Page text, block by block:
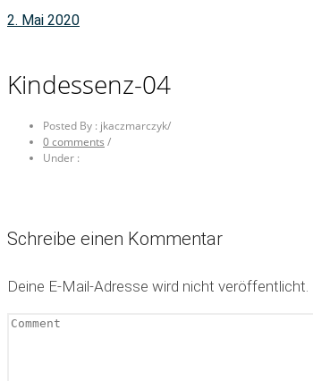
2. Mai 2020
Kindessenz-04
Posted By : jkaczmarczyk/
0 comments /
Under :
Schreibe einen Kommentar
Deine E-Mail-Adresse wird nicht veröffentlicht.